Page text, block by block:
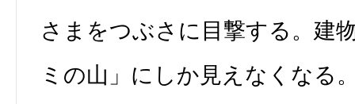
さまをつぶさに目撃する。建
ミの山」にしか見えなくなる